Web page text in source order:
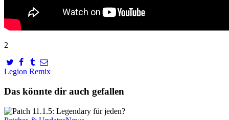
2
Legion Remix
Das könnte dir auch gefallen